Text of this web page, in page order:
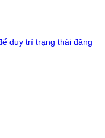
duy trì trạng thái đăng